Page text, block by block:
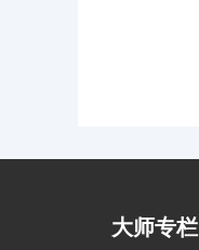
大师专栏